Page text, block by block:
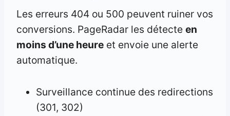
Les erreurs 404 ou 500 peuvent ruiner vos
conversions. PageRadar les détecte en
moins d’une heure et envoie une alerte
automatique.
Surveillance continue des redirections
(301, 302)